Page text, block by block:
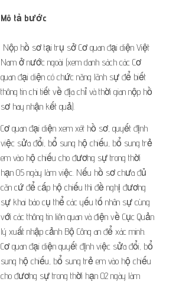
Mô tả bước
​​ Nộp hồ sơ tại trụ sở Cơ quan đại diện Việt
Nam ở nước ngoài (xem danh sách các Cơ
quan đại diện có chức năng lãnh sự để biết
thông tin chi tiết về địa chỉ và thời gian nộp hồ
sơ hay nhận kết quả).
Cơ quan đại diện xem xét hồ sơ, quyết định
việc sửa đổi, bổ sung hộ chiếu, bổ sung trẻ
em vào hộ chiếu cho đương sự trong thời
hạn 05 ngày làm việc. Nếu hồ sơ chưa đủ
căn cứ để cấp hộ chiếu thì đề nghị đương
sự khai báo cụ thể các yếu tố nhân sự cùng
với các thông tin liên quan và điện về Cục Quản
lý xuất nhập cảnh Bộ Công an để xác minh.
Cơ quan đại diện quyết định việc sửa đổi, bổ
sung hộ chiếu, bổ sung trẻ em vào hộ chiếu
cho đương sự trong thời hạn 02 ngày làm